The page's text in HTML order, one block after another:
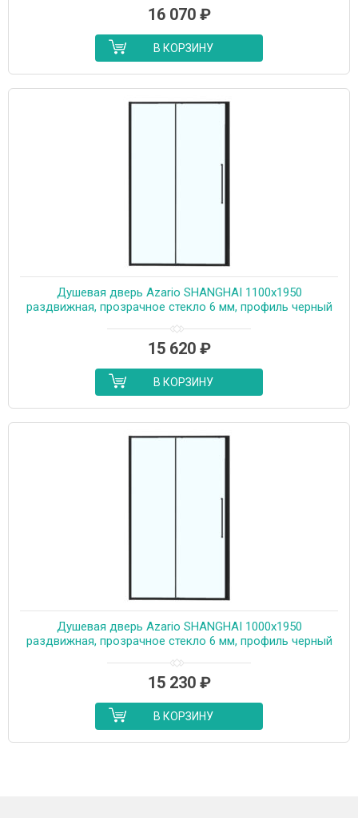
16 070 ₽
В КОРЗИНУ
Душевая дверь Azario SHANGHAI 1100х1950
раздвижная, прозрачное стекло 6 мм, профиль черный
15 620 ₽
В КОРЗИНУ
Душевая дверь Azario SHANGHAI 1000х1950
раздвижная, прозрачное стекло 6 мм, профиль черный
15 230 ₽
В КОРЗИНУ